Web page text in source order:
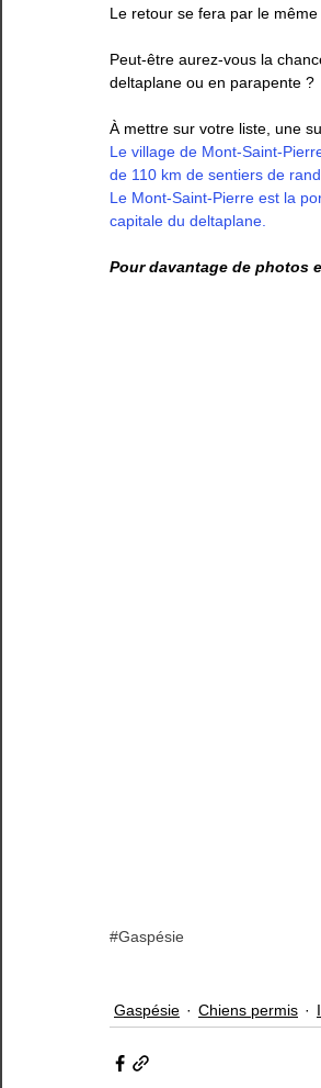
Le retour se fera par le
Peut-être aurez-vous la
deltaplane ou en parapente ?
À mettre sur votre liste, une
Le village de Mont-Saint-
de 110 km de sentiers de
Le Mont-Saint-Pierre est la
capitale du deltaplane.
Pour davantage de photos
#Gaspésie
Gaspésie Chiens permis